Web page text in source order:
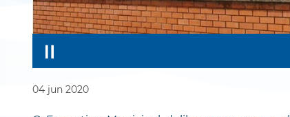
04 jun 2020